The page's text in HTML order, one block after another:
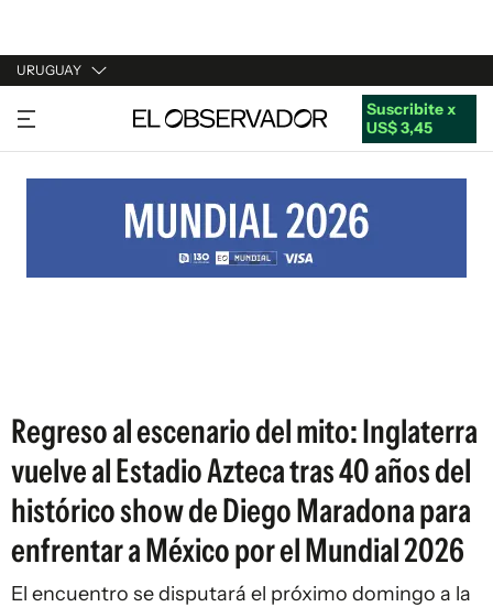
URUGUAY
URUGUAY
ARGENTINA
ESTADOS UNIDOS
Suscribite x
US$ 3,45
Regreso al escenario del mito: Inglaterra
vuelve al Estadio Azteca tras 40 años del
histórico show de Diego Maradona para
enfrentar a México por el Mundial 2026
El encuentro se disputará el próximo domingo a la